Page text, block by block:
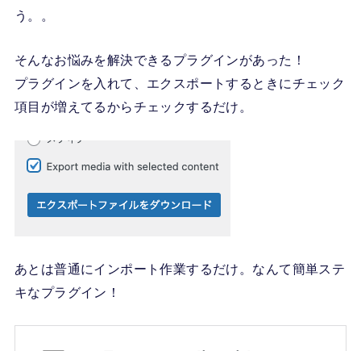
う。。
そんなお悩みを解決できるプラグインがあった！
プラグインを入れて、エクスポートするときにチェック
項目が増えてるからチェックするだけ。
あとは普通にインポート作業するだけ。なんて簡単ステ
キなプラグイン！